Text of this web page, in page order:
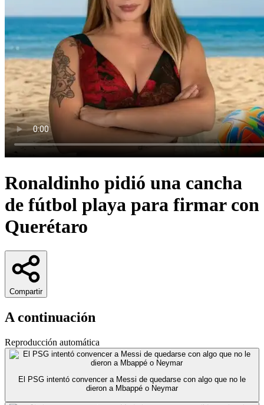
Ronaldinho pidió una cancha
de fútbol playa para firmar con
Querétaro
Compartir
A continuación
Reproducción automática
El PSG intentó convencer a Messi de quedarse con algo que no le
dieron a Mbappé o Neymar